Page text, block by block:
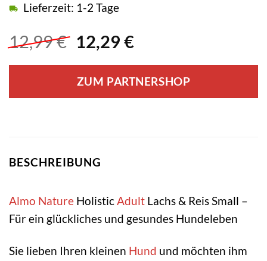
12,99€ Ursprünglicher
war:
12,99 €
12,29 €Aktueller
ist:
12,29 €.
Lieferzeit: 1-2 Tage
ZUM PARTNERSHOP
BESCHREIBUNG
Almo Nature Holistic Adult Lachs & Reis Small –
Für ein glückliches und gesundes Hundeleben
Sie lieben Ihren kleinen Hund und möchten ihm